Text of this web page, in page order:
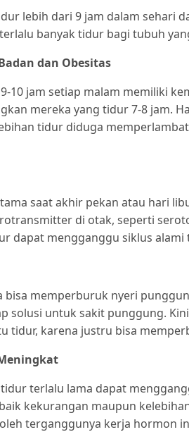
lebih dari 9 jam dalam sehari
banyak tidur bagi tubuh
dan Obesitas
10 jam setiap malam memiliki
mereka yang tidur 7-8 jam.
tidur diduga
saat akhir pekan atau hari
di otak, seperti
dapat mengganggu siklus
bisa memperburuk nyeri
solusi untuk sakit punggung.
tidur, karena justru bisa
terlalu lama dapat
kekurangan maupun
terganggunya kerja hormon